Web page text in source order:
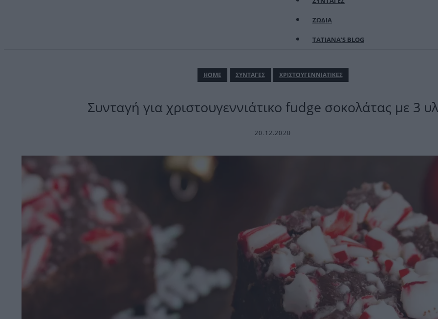
ΖΩΔΙΑ
TATIANA’S BLOG
ΗΟΜΕ ΣΥΝΤΑΓΕΣ ΧΡΙΣΤΟΥΓΕΝΝΙΑΤΙΚΕΣ
Συνταγή για χριστουγεννιάτικο fudge σοκολάτας με 3
20.12.2020